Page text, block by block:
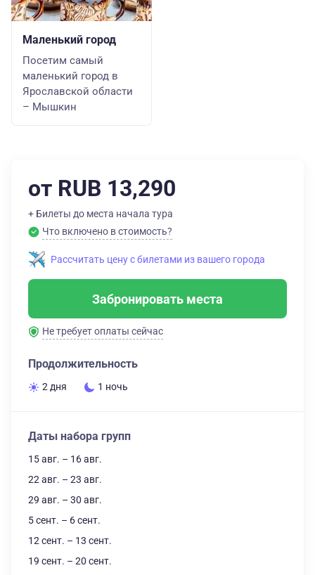
Маленький город
Посетим самый
маленький город в
Ярославской области
– Мышкин
от RUB 13,290
+ Билеты до места начала тура
Что включено в стоимость?
Рассчитать цену с билетами из вашего города
Забронировать места
Не требует оплаты сейчас
Продолжительность
2 дня 1 ночь
Даты набора групп
15 авг. – 16 авг.
22 авг. – 23 авг.
29 авг. – 30 авг.
5 сент. – 6 сент.
12 сент. – 13 сент.
19 сент. – 20 сент.